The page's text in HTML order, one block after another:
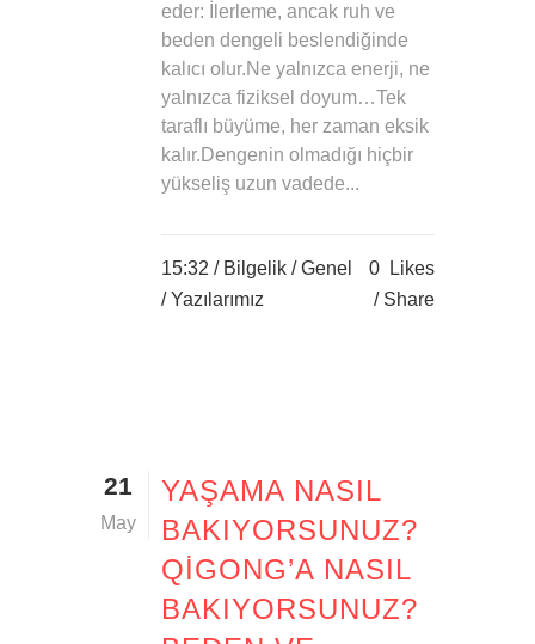
eder: İlerleme, ancak ruh ve
beden dengeli beslendiğinde
kalıcı olur.Ne yalnızca enerji, ne
yalnızca fiziksel doyum…Tek
taraflı büyüme, her zaman eksik
kalır.Dengenin olmadığı hiçbir
yükseliş uzun vadede...
15:32 / Bilgelik /Genel
/Yazılarımız
0
Likes
Share
21
May
YAŞAMA NASIL
BAKIYORSUNUZ?
QIGONG’A NASIL
BAKIYORSUNUZ?